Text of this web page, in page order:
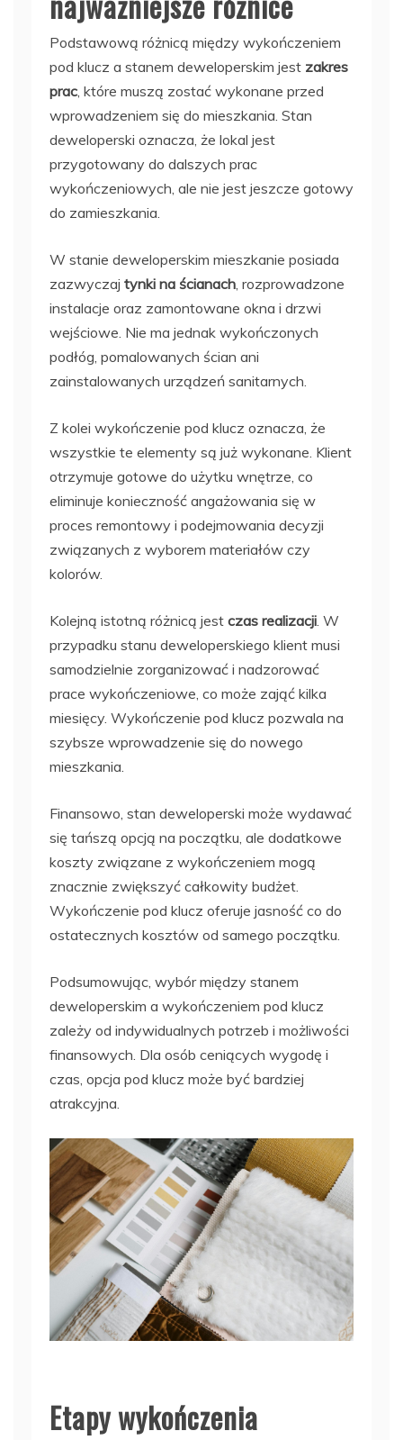
Podstawową różnicą między wykończeniem
pod klucz a stanem deweloperskim jest zakres
prac, które muszą zostać wykonane przed
wprowadzeniem się do mieszkania. Stan
deweloperski oznacza, że lokal jest
przygotowany do dalszych prac
wykończeniowych, ale nie jest jeszcze gotowy
do zamieszkania.
W stanie deweloperskim mieszkanie posiada
zazwyczaj tynki na ścianach, rozprowadzone
instalacje oraz zamontowane okna i drzwi
wejściowe. Nie ma jednak wykończonych
podłóg, pomalowanych ścian ani
zainstalowanych urządzeń sanitarnych.
Z kolei wykończenie pod klucz oznacza, że
wszystkie te elementy są już wykonane. Klient
otrzymuje gotowe do użytku wnętrze, co
eliminuje konieczność angażowania się w
proces remontowy i podejmowania decyzji
związanych z wyborem materiałów czy
kolorów.
Kolejną istotną różnicą jest czas realizacji. W
przypadku stanu deweloperskiego klient musi
samodzielnie zorganizować i nadzorować
prace wykończeniowe, co może zająć kilka
miesięcy. Wykończenie pod klucz pozwala na
szybsze wprowadzenie się do nowego
mieszkania.
Finansowo, stan deweloperski może wydawać
się tańszą opcją na początku, ale dodatkowe
koszty związane z wykończeniem mogą
znacznie zwiększyć całkowity budżet.
Wykończenie pod klucz oferuje jasność co do
ostatecznych kosztów od samego początku.
Podsumowując, wybór między stanem
deweloperskim a wykończeniem pod klucz
zależy od indywidualnych potrzeb i możliwości
finansowych. Dla osób ceniących wygodę i
czas, opcja pod klucz może być bardziej
atrakcyjna.
Etapy wykończenia